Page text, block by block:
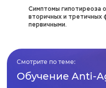
Симптомы гипотиреоза
вторичных и третичных
первичными.
Смотрите по теме:
Обучение Anti-